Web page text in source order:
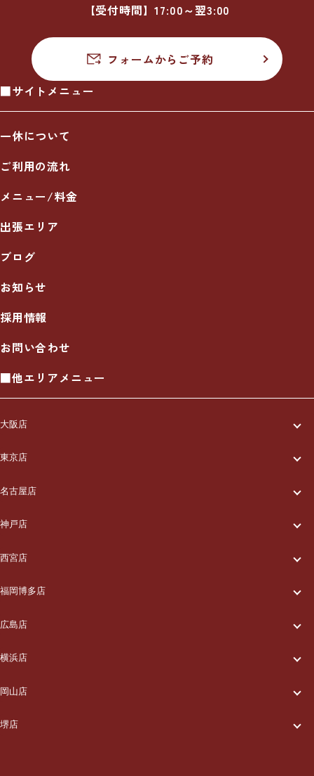
【受付時間】17:00～翌3:00
フォームからご予約
■サイトメニュー
一休について
ご利用の流れ
メニュー/料金
出張エリア
ブログ
お知らせ
採用情報
お問い合わせ
■他エリアメニュー
大阪店
一休について
ご利用の流れ
メニュー/料金
出張エリア
ブログ
お知らせ
採用情報
お問い合わせ
東京店
一休について
ご利用の流れ
メニュー/料金
出張エリア
ブログ
お知らせ
採用情報
お問い合わせ
名古屋店
一休について
ご利用の流れ
メニュー/料金
出張エリア
ブログ
お知らせ
採用情報
神戸店
一休について
ご利用の流れ
メニュー/料金
出張エリア
ブログ
お知らせ
西宮店
一休について
ご利用の流れ
メニュー/料金
出張エリア
ブログ
福岡博多店
一休について
ご利用の流れ
メニュー/料金
出張エリア
広島店
一休について
ご利用の流れ
メニュー/料金
横浜店
一休について
ご利用の流れ
岡山店
一休について
堺店